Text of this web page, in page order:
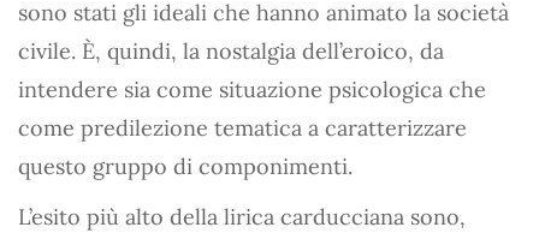
sono stati gli ideali che hanno animato la società
civile. È, quindi, la nostalgia dell’eroico, da
intendere sia come situazione psicologica che
come predilezione tematica a caratterizzare
questo gruppo di componimenti.
L’esito più alto della lirica carducciana sono,